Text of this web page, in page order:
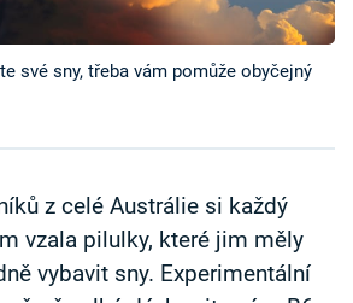
své sny, třeba vám pomůže obyčejný
z celé Austrálie si každý
vzala pilulky, které jim měly
vybavit sny. Experimentální